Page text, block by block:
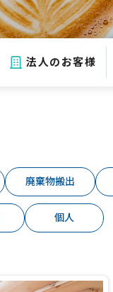
法人のお客様
廃棄物搬出
個人